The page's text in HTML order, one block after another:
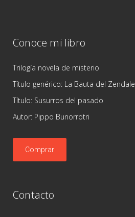
Conoce mi libro
Trilogía novela de misterio
Título genérico: La Bauta del Zendale
Título: Susurros del pasado
Autor: Pippo Bunorrotri
Comprar
Contacto